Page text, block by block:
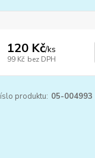
120 Kč/ks
99 Kč bez DPH
produktu: 05-004993